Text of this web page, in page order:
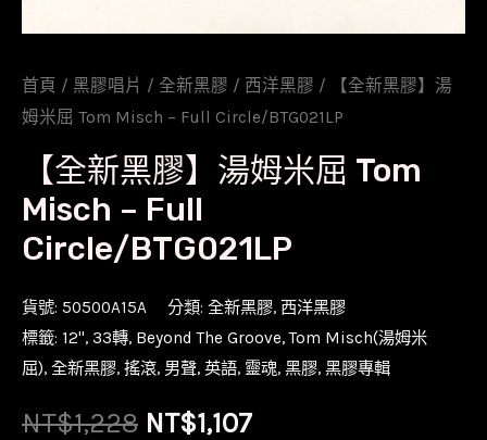
首頁 / 黑膠唱片 / 全新黑膠 / 西洋黑膠 / 【全新黑膠】湯
姆米屈 Tom Misch – Full Circle/BTG021LP
【全新黑膠】湯姆米屈 Tom
Misch – Full
Circle/BTG021LP
貨號: 50500A15A 分類: 全新黑膠, 西洋黑膠
標籤: 12'', 33轉, Beyond The Groove,Tom Misch(湯姆米
屈), 全新黑膠, 搖滾, 男聲, 英語, 靈魂, 黑膠, 黑膠專輯
NT$1,228 原
NT$1,107目